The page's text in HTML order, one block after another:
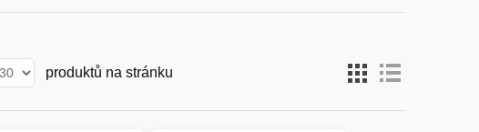
produktů na stránku